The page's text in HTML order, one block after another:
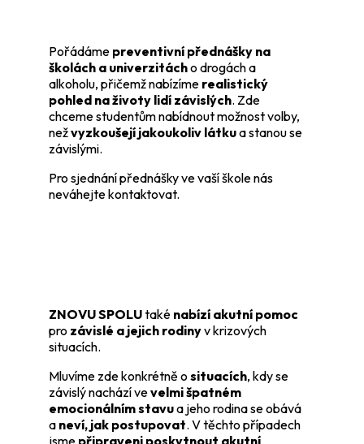
Pořádáme preventivní přednášky na
školách a univerzitácho drogách a
alkoholu, přičemž nabízíme realistický
pohled na životy lidí závislých. Zde
chceme studentům nabídnout možnost volby,
nežvyzkoušejí jakoukoliv látkua stanou se
závislými.
Pro sjednání přednášky ve vaší škole nás
neváhejte kontaktovat.
ZNOVU SPOLUtaké nabízí akutní pomoc
pro závislé a jejich rodinyv krizových
situacích.
Mluvíme zde konkrétně o situacích, kdy se
závislý nachází vevelmi špatném
emocionálním stavua jeho rodina se obává
a neví, jak postupovat. V těchto případech